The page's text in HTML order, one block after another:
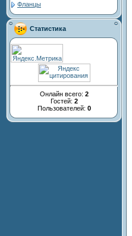
Фланцы
Статистика
Онлайн всего: 2
Гостей: 2
Пользователей: 0